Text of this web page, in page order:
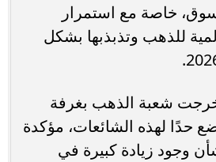
خاصة مع استمرار
للذهب وتذبذبها بشكل
شعبة الذهب بغرفة
حدًا لهذه الشائعات، مؤكدة
وجود زيادة كبيرة في